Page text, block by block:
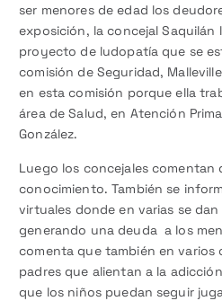
ser menores de edad los
exposición, la concejal Saquilán
proyecto de ludopatía que se
comisión de Seguridad,
en esta comisión porque ella
área de Salud, en Atención
González.
Luego los concejales comentan
conocimiento. También se
virtuales donde en varias se
generando una deuda a los
comenta que también en varios
padres que alientan a la
que los niños puedan seguir